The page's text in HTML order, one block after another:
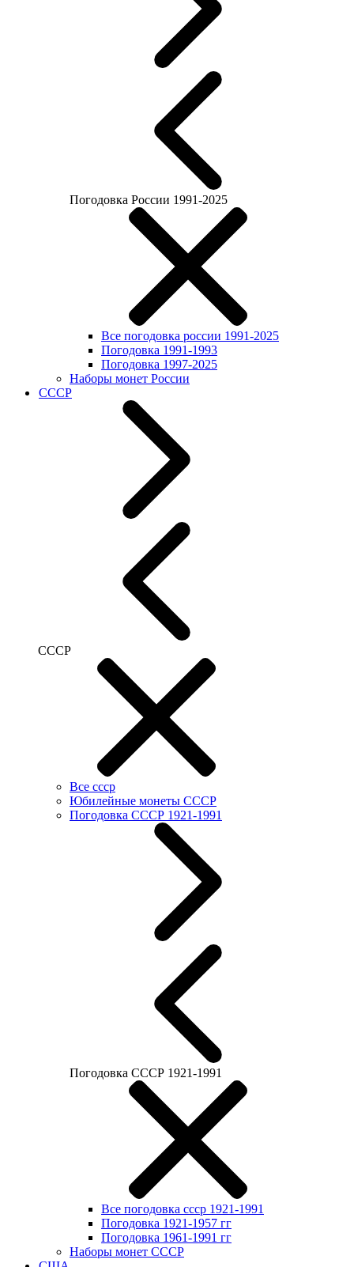
Погодовка России 1991-2025
Все погодовка россии 1991-2025
Погодовка 1991-1993
Погодовка 1997-2025
Наборы монет России
СССР
СССР
Все ссср
Юбилейные монеты СССР
Погодовка СССР 1921-1991
Погодовка СССР 1921-1991
Все погодовка ссср 1921-1991
Погодовка 1921-1957 гг
Погодовка 1961-1991 гг
Наборы монет СССР